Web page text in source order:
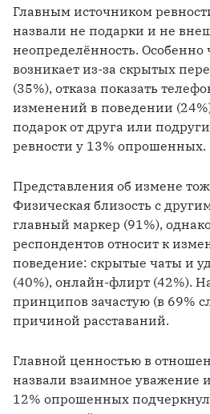
Главным источником
назвали не подарки и не
неопределённость. Особенно
возникает из-за скрытых
(35%), отказа показать
изменений в поведении
подарок от друга или
ревности у 13% опрошенных.
Представления об измене
Физическая близость с
главный маркер (91%),
респондентов относит к
поведение: скрытые чаты и
(40%), онлайн-флирт (42%).
принципов зачастую (в 69%
причиной расставаний.
Главной ценностью в
назвали взаимное уважение
12% опрошенных